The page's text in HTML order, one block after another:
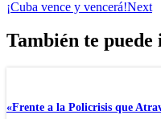
¡Cuba vence y vencerá!Next
También te puede
«Frente a la Policrisis que